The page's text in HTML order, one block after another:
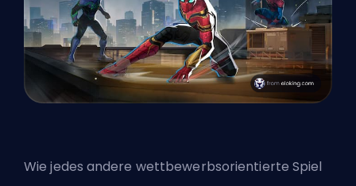
Wie jedes andere wettbewerbsorientierte Spiel